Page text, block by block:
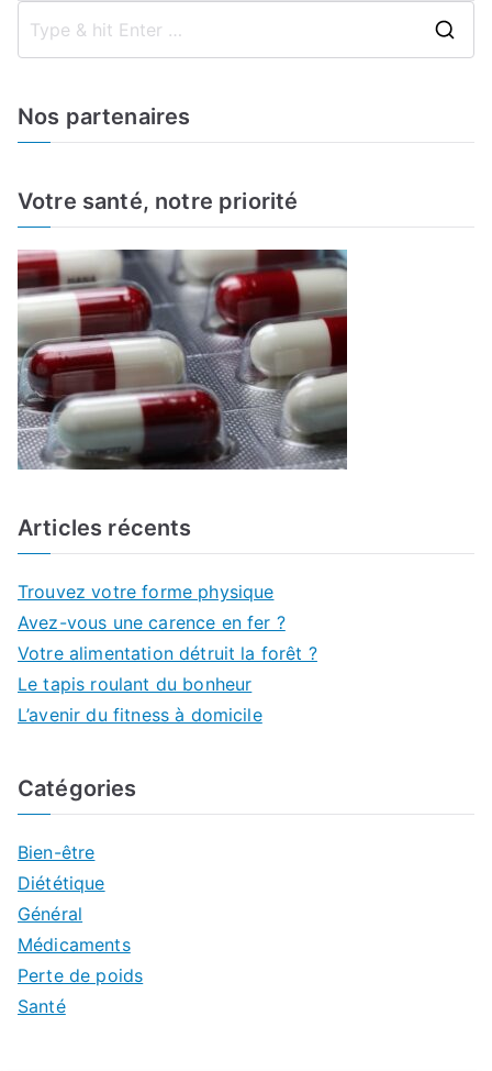
l’article
f
Nos partenaires
Votre santé, notre priorité
Articles récents
Trouvez votre forme physique
Avez-vous une carence en fer ?
Votre alimentation détruit la forêt ?
Le tapis roulant du bonheur
L’avenir du fitness à domicile
Catégories
Bien-être
Diététique
Général
Médicaments
Perte de poids
Santé